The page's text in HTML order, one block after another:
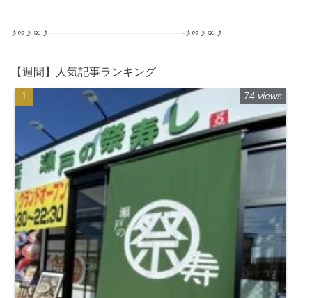
♪∽♪∝♪————————————-♪∽♪∝♪
【週間】人気記事ランキング
74 views